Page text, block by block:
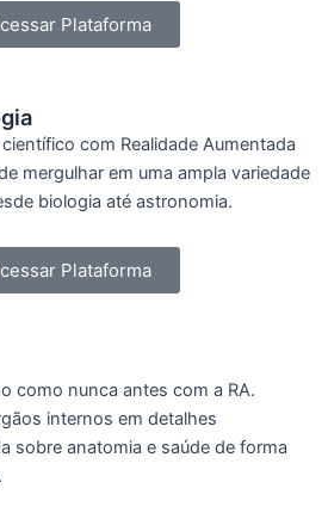
Plataforma
com Realidade Aumentada
mergulhar em uma ampla variedade
biologia até astronomia.
Plataforma
como nunca antes com a RA.
internos em detalhes
sobre anatomia e saúde de forma